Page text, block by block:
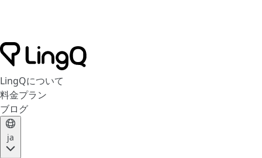
LingQについて
料金プラン
ブログ
ja